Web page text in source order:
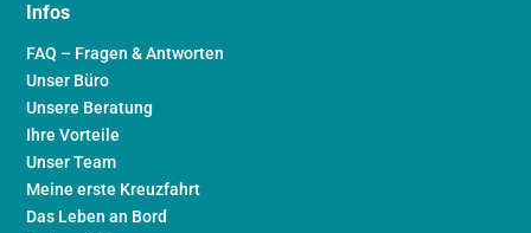
Infos
FAQ – Fragen & Antworten
Unser Büro
Unsere Beratung
Ihre Vorteile
Unser Team
Meine erste Kreuzfahrt
Das Leben an Bord